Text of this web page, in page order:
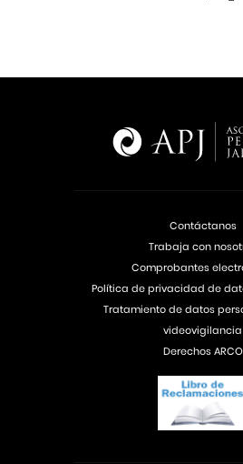
Contáctanos
Trabaja con
Comprobantes
Política de privacidad de
Tratamiento de datos
videovigilancia
Derechos ARCO